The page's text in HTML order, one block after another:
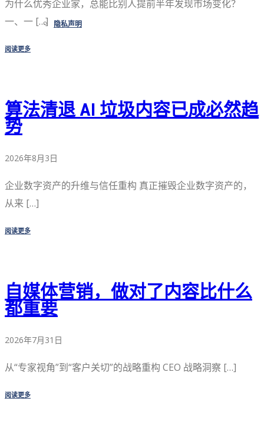
隐私声明
为什么优秀企业家，总能比别人提前半年发现市场变化？
一、一 […]
阅读更多
算法清退 AI 垃圾内容已成必然趋
势
2026年8月3日
企业数字资产的升维与信任重构 真正摧毁企业数字资产的，
从来 […]
阅读更多
自媒体营销，做对了内容比什么
都重要
2026年7月31日
从“专家视角”到“客户关切”的战略重构 CEO 战略洞察 […]
阅读更多